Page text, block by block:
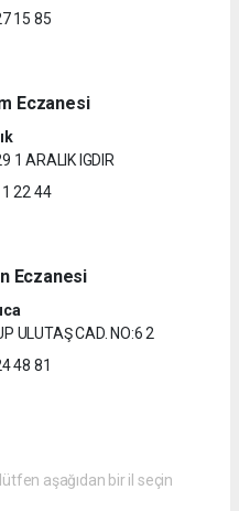
15 85
Eczanesi
1 ARALIK IGDIR
22 44
Eczanesi
ULUTAŞ CAD. NO:6 2
48 81
aşağıdan bir il seçin